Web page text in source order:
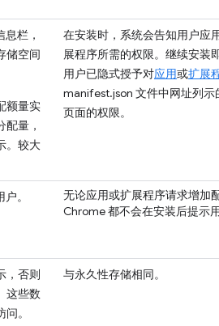
栏，
储空间
额量实
量，
。较大
在安装时，系统会告知用户应
展程序所需的权限。继续安装
用户已隐式授予对应用或扩展
manifest.json 文件中网址列示
页面的权限。
。
无论应用或扩展程序请求增加
Chrome 都不会在安装后提示用
，否则
这些数
。
与永久性存储相同。